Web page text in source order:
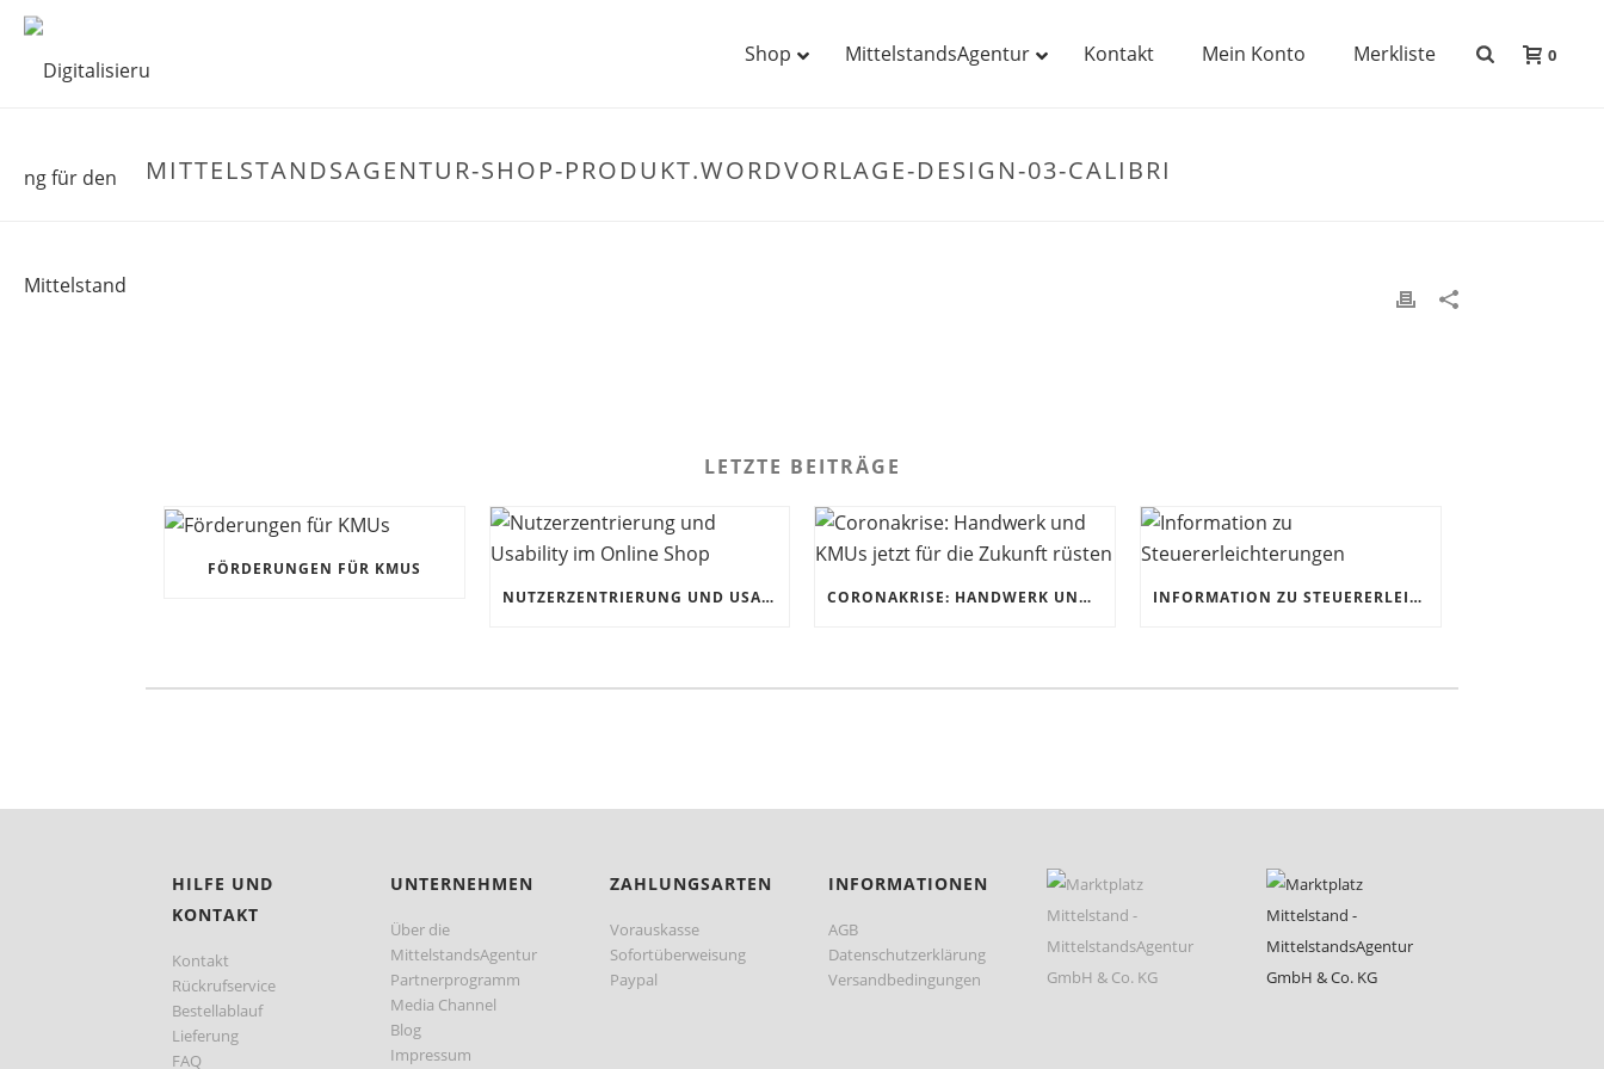
Shop MittelstandsAgentur Kontakt Mein Konto Merkliste 0
MITTELSTANDSAGENTUR-SHOP-PRODUKT.WORDVORLAGE-DESIGN-03-CALIBRI
LETZTE BEITRÄGE
FÖRDERUNGEN FÜR KMUS
NUTZERZENTRIERUNG UND USABILITY IM ONLINE SHOP
CORONAKRISE: HANDWERK UND KMUS JETZT FÜR DIE ZUKUNFT RÜSTEN INFORMATION ZU STEUERERLEICHTERUNGEN
HILFE UND
KONTAKT
Kontakt
Rückrufservice
Bestellablauf
Lieferung
FAQ
UNTERNEHMEN
Über die
MittelstandsAgentur
Partnerprogramm
Media Channel
Blog
Impressum
ZAHLUNGSARTEN
Vorauskasse
Sofortüberweisung
Paypal
INFORMATIONEN
AGB
Datenschutzerklärung
Versandbedingungen